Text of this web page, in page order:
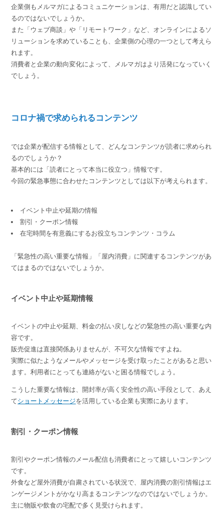
企業側もメルマガによるコミュニケーションは、有用だと認識してい
るのではないでしょうか。
また「ウェブ商談」や「リモートワーク」など、オンラインによるソ
リューションを求めていることも、企業側の心理の一つとして考えら
れます。
消費者と企業の動向変化によって、メルマガはより活発になっていく
でしょう。
コロナ禍で求められるコンテンツ
では企業が配信する情報として、どんなコンテンツが読者に求められ
るのでしょうか？
基本的には「読者にとって本当に役立つ」情報です。
今回の緊急事態に合わせたコンテンツとしては以下が考えられます。
イベント中止や延期の情報
割引・クーポン情報
在宅時間を有意義にするお役立ちコンテンツ・コラム
「緊急性の高い重要な情報」「屋内消費」に関連するコンテンツがあ
てはまるのではないでしょうか。
イベント中止や延期情報
イベントの中止や延期、料金の払い戻しなどの緊急性の高い重要な内
容です。
販売促進は直接関係ありませんが、不可欠な情報ですよね。
実際に似たようなメールやメッセージを受け取ったことがあると思い
ます。利用者にとっても連絡がないと困る情報でしょう。
こうした重要な情報は、開封率が高く安全性の高い手段として、あえ
てショートメッセージを活用している企業も実際にあります。
割引・クーポン情報
割引やクーポン情報のメール配信も消費者にとって嬉しいコンテンツ
です。
外食など屋外消費が自粛されている状況で、屋内消費の割引情報はエ
ンゲージメントがかなり高まるコンテンツなのではないでしょうか。
主に物販や飲食の宅配で多く見受けられます。